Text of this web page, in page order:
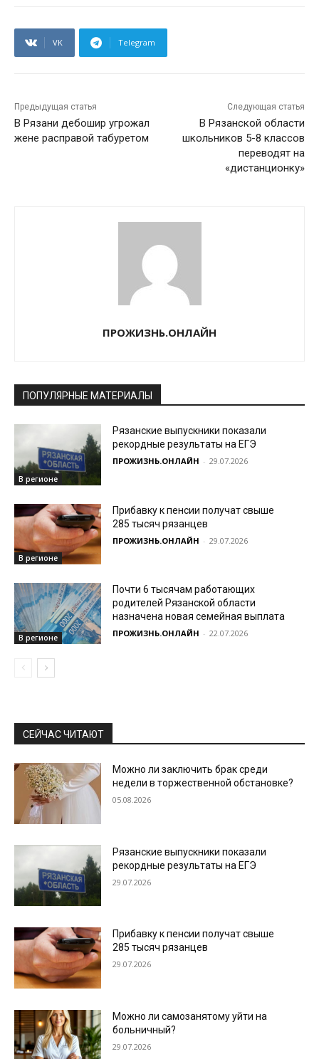
VK Telegram
Предыдущая статья
В Рязани дебошир угрожал
жене расправой табуретом
Следующая статья
В Рязанской области
школьников 5-8 классов
переводят на
«дистанционку»
ПРОЖИЗНЬ.ОНЛАЙН
ПОПУЛЯРНЫЕ МАТЕРИАЛЫ
В регионе
Рязанские выпускники показали
рекордные результаты на ЕГЭ
ПРОЖИЗНЬ.ОНЛАЙН - 29.07.2026
В регионе
Прибавку к пенсии получат свыше
285 тысяч рязанцев
ПРОЖИЗНЬ.ОНЛАЙН - 29.07.2026
В регионе
Почти 6 тысячам работающих
родителей Рязанской области
назначена новая семейная выплата
ПРОЖИЗНЬ.ОНЛАЙН - 22.07.2026
СЕЙЧАС ЧИТАЮТ
Можно ли заключить брак среди
недели в торжественной обстановке?
05.08.2026
Рязанские выпускники показали
рекордные результаты на ЕГЭ
29.07.2026
Прибавку к пенсии получат свыше
285 тысяч рязанцев
29.07.2026
Можно ли самозанятому уйти на
больничный?
29.07.2026